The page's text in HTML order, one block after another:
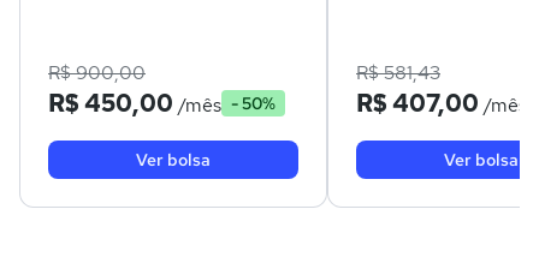
R$ 900,00
R$ 450,00 /mês - 50%
Ver bolsa
R$ 581,43
R$ 407,00 /mês
Ver bolsa